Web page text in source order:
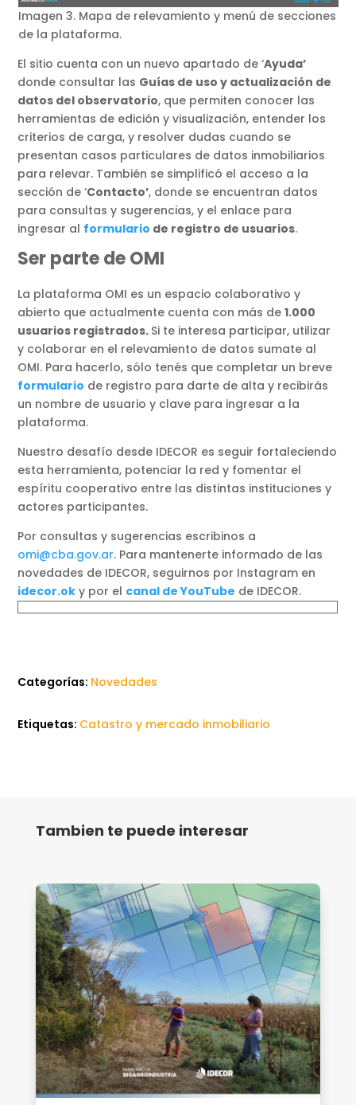
Imagen 3. Mapa de relevamiento y menú de secciones
de la plataforma.
El sitio cuenta con un nuevo apartado de ‘Ayuda’
donde consultar las Guías de uso y actualización de
datos del observatorio, que permiten conocer las
herramientas de edición y visualización, entender los
criterios de carga, y resolver dudas cuando se
presentan casos particulares de datos inmobiliarios
para relevar. También se simplificó el acceso a la
sección de ‘Contacto’, donde se encuentran datos
para consultas y sugerencias, y el enlace para
ingresar al formulario de registro de usuarios.
Ser parte de OMI
La plataforma OMI es un espacio colaborativo y
abierto que actualmente cuenta con más de1.000
usuarios registrados. Si te interesa participar, utilizar
y colaborar en el relevamiento de datos sumate al
OMI. Para hacerlo, sólo tenés que completar un breve
formulario de registro para darte de alta y recibirás
un nombre de usuario y clave para ingresar a la
plataforma.
Nuestro desafío desde IDECOR es seguir fortaleciendo
esta herramienta, potenciar la red y fomentar el
espíritu cooperativo entre las distintas instituciones y
actores participantes.
Por consultas y sugerencias escribinos a
omi@cba.gov.ar. Para mantenerte informado de las
novedades de IDECOR, seguirnos por Instagram en
idecor.ok y por el canal de YouTube de IDECOR.
Categorías: Novedades
Etiquetas: Catastro y mercado inmobiliario
Tambien te puede interesar